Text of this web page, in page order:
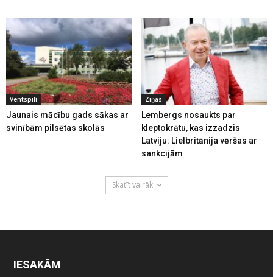
Ventspilī
Jaunais mācību gads sākas ar
svinībām pilsētas skolās
Ziņas
Lembergs nosaukts par
kleptokrātu, kas izzadzis
Latviju: Lielbritānija vēršas ar
sankcijām
Skatīt vairāk
IESAKĀM